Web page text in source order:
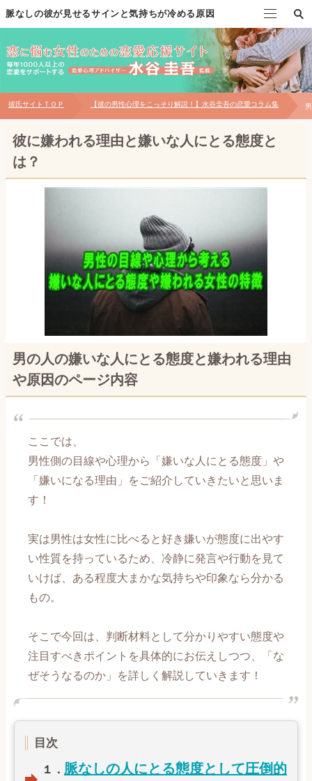
脈なしの彼が見せるサインと気持ちが冷める原因
TOP
個別恋愛相談について
お問い合わせ
【無料プレゼント】男性心理の見極め方マニュアル
恋愛メール講座～自分磨き・出会い編～
恋愛メール講座～片思い・告白編～
恋愛メール講座～復縁編～
【自分磨き編】記事一覧
【出会い編】記事一覧
【片思い編】記事一覧
【告白編】記事一覧
【付き合い始め編】記事一覧
【喧嘩、倦怠期編】記事一覧
【復縁編】記事一覧
彼氏サイトＴＯＰ 【彼の男性心理をこっそり解説！】水谷圭吾の恋愛コラム集
彼に嫌われる理由と嫌いな人にとる態度と
は？
男の人の嫌いな人にとる態度と嫌われる理由
や原因のページ内容
ここでは、
男性側の目線や心理から「嫌いな人にとる態度」や
「嫌いになる理由」をご紹介していきたいと思いま
す！
実は男性は女性に比べると好き嫌いが態度に出やす
い性質を持っているため、冷静に発言や行動を見て
いけば、ある程度大まかな気持ちや印象なら分かる
もの。
そこで今回は、判断材料として分かりやすい態度や
注目すべきポイントを具体的にお伝えしつつ、「な
ぜそうなるのか」を詳しく解説していきます！
目次
１． 脈なしの人にとる態度として圧倒的